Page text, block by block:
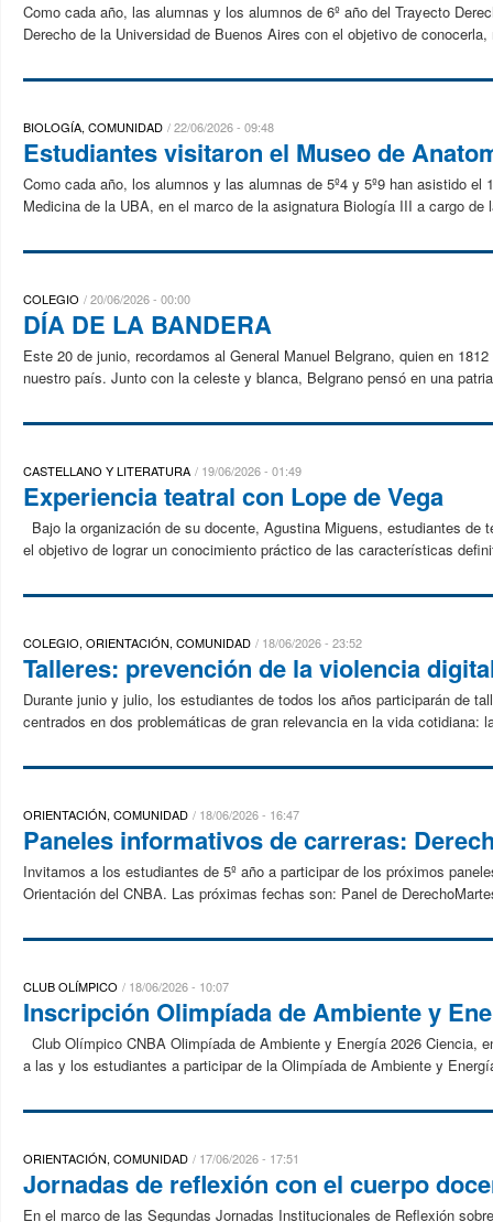
Como cada año, las alumnas y los alumnos de 6º año del Trayecto
Derecho de la Universidad de Buenos Aires con el objetivo de
BIOLOGÍA, COMUNIDAD 22/06/2026 - 09:48
Estudiantes visitaron el Museo de
Como cada año, los alumnos y las alumnas de 5º4 y 5º9 han asistido
Medicina de la UBA, en el marco de la asignatura Biología III a cargo de
COLEGIO 20/06/2026 - 00:00
DÍA DE LA BANDERA
Este 20 de junio, recordamos al General Manuel Belgrano, quien en
nuestro país. Junto con la celeste y blanca, Belgrano pensó en una
CASTELLANO Y LITERATURA 19/06/2026 - 01:49
Experiencia teatral con Lope de Vega
Bajo la organización de su docente, Agustina Miguens, estudiantes
el objetivo de lograr un conocimiento práctico de las características
COLEGIO, ORIENTACIÓN, COMUNIDAD 18/06/2026 - 23:52
Talleres: prevención de la violencia
Durante junio y julio, los estudiantes de todos los años participarán de
centrados en dos problemáticas de gran relevancia en la vida cotidiana:
ORIENTACIÓN, COMUNIDAD 18/06/2026 - 16:47
Paneles informativos de carreras:
Invitamos a los estudiantes de 5º año a participar de los próximos
Orientación del CNBA. Las próximas fechas son: Panel de
CLUB OLÍMPICO 18/06/2026 - 10:07
Inscripción Olimpíada de Ambiente y
Club Olímpico CNBA Olimpíada de Ambiente y Energía 2026
a las y los estudiantes a participar de la Olimpíada de Ambiente y
ORIENTACIÓN, COMUNIDAD 17/06/2026 - 17:51
Jornadas de reflexión con el cuerpo
En el marco de las Segundas Jornadas Institucionales de Reflexión